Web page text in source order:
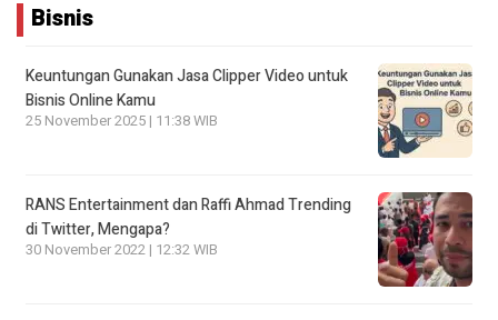
Bisnis
Keuntungan Gunakan Jasa Clipper Video untuk
Bisnis Online Kamu
25 November 2025 | 11:38 WIB
RANS Entertainment dan Raffi Ahmad Trending
di Twitter, Mengapa?
30 November 2022 | 12:32 WIB